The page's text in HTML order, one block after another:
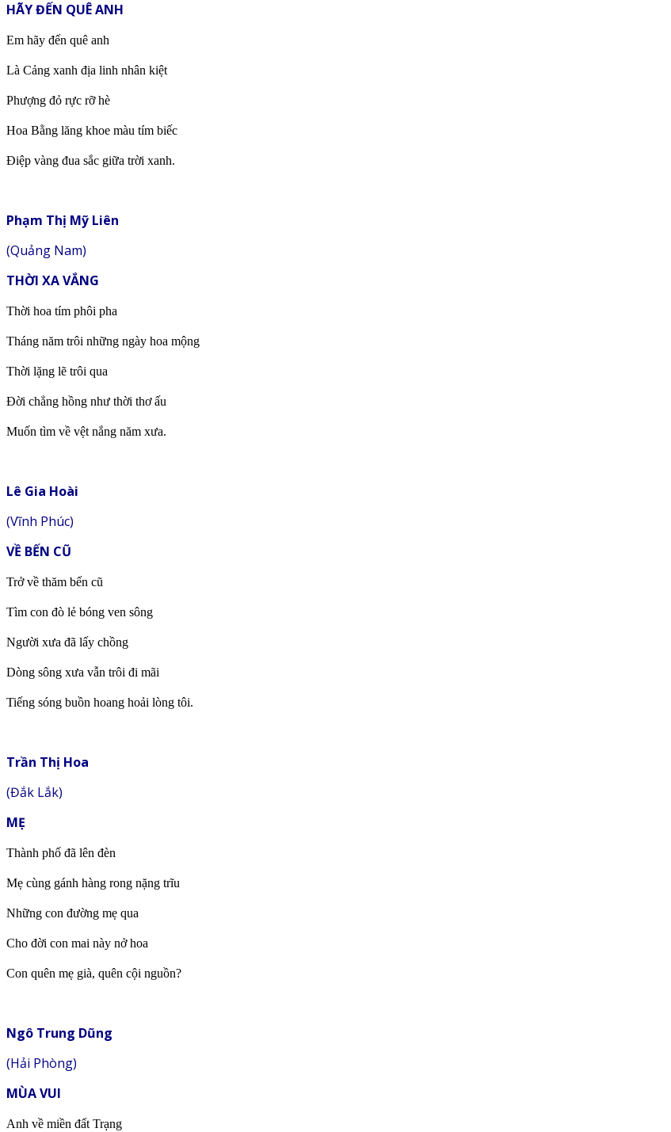
HÃY ĐẾN QUÊ ANH
Em hãy đến quê anh
Là Cảng xanh địa linh nhân kiệt
Phượng đỏ rực rỡ hè
Hoa Bằng lăng khoe màu tím biếc
Điệp vàng đua sắc giữa trời xanh.
Phạm Thị Mỹ Liên
(Quảng Nam)
THỜI XA VẮNG
Thời hoa tím phôi pha
Tháng năm trôi những ngày hoa mộng
Thời lặng lẽ trôi qua
Đời chẳng hồng như thời thơ ấu
Muốn tìm về vệt nắng năm xưa.
Lê Gia Hoài
(Vĩnh Phúc)
VỀ BẾN CŨ
Trở về thăm bến cũ
Tìm con đò lẻ bóng ven sông
Người xưa đã lấy chồng
Dòng sông xưa vẫn trôi đi mãi
Tiếng sóng buồn hoang hoải lòng tôi.
Trần Thị Hoa
(Đắk Lắk)
MẸ
Thành phố đã lên đèn
Mẹ cùng gánh hàng rong nặng trĩu
Những con đường mẹ qua
Cho đời con mai này nở hoa
Con quên mẹ già, quên cội nguồn?
Ngô Trung Dũng
(Hải Phòng)
MÙA VUI
Anh về miền đất Trạng